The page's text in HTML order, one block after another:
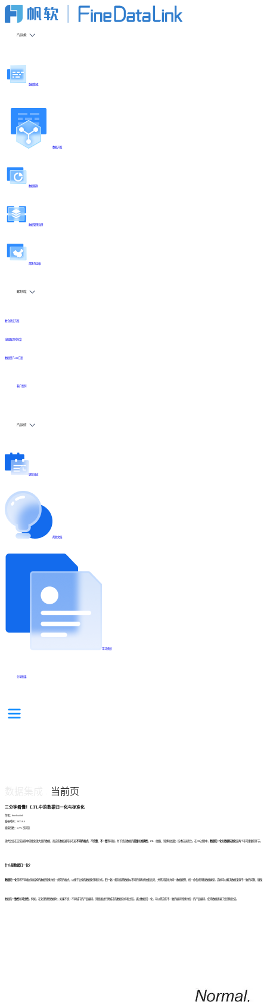
产品功能
数据集成
数据开发
数据服务
数据管理治理
部署与运维
解决方案
数仓建设方案
全链路实时方案
数据资产API方案
客户案例
产品动态
更新日志
帮助文档
学习视频
分享集锦
当前页
三分钟看懂！ETL中的数据归一化与标准化
作者：finedatalink
发布时间：2023.8.4
阅读次数：1,771 次浏览
现代企业在日常运营中需要处理大量的数据，而这些数据通常存在着不同的格式、 不完整、 不一致等问题。为了提高数据的 质量 和 准确性 ，ETL（抽取、转换和加载）技术应运而生。在ETL过程中， 数据归一化和 数据标准化是两个非常重要的环节。
什么是数据归一化？
数据归一化是将不同格式和结构的数据转换为统一规范的格式，以便于后续的数据处理和分析。 归一化一般包括将数据从不同的源系统抽取出来，并将其转化为同一数据模型，统一命名规则和数据类型。这样可以解决数据来源不一致的问题，确保
数据的一致性和 可比性。例如，在处理销售数据时，如果不统一不同城市的产品编码，则很难进行跨城市的数据分析和比较。通过数据归一化，可以将这些不一致的编码转换为统一的产品编码，使得数据更易于处理和比较。